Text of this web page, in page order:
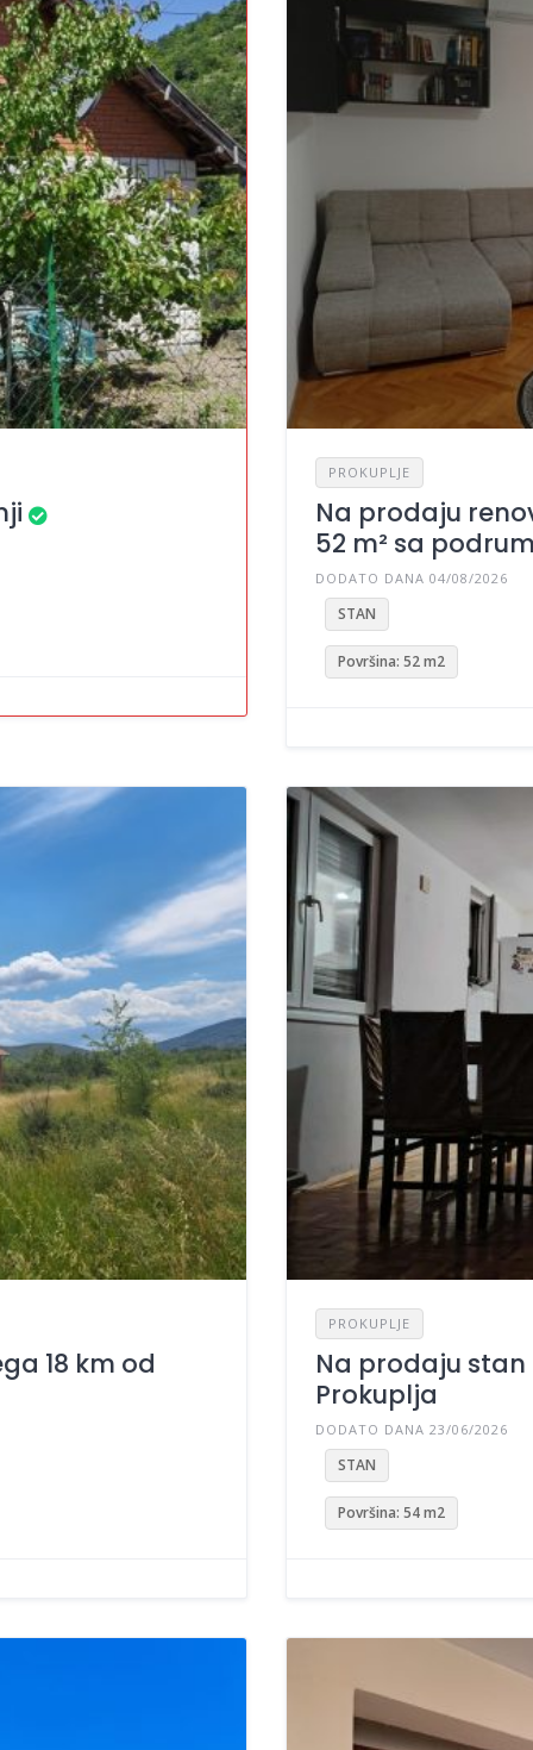
PROKUPLJE
Na prodaju
52 m² sa
DODATO DANA 04/08/2026
STAN
Površina: 52 m2
18 km od
PROKUPLJE
Na prodaju stan
Prokuplja
DODATO DANA 23/06/2026
STAN
Površina: 54 m2